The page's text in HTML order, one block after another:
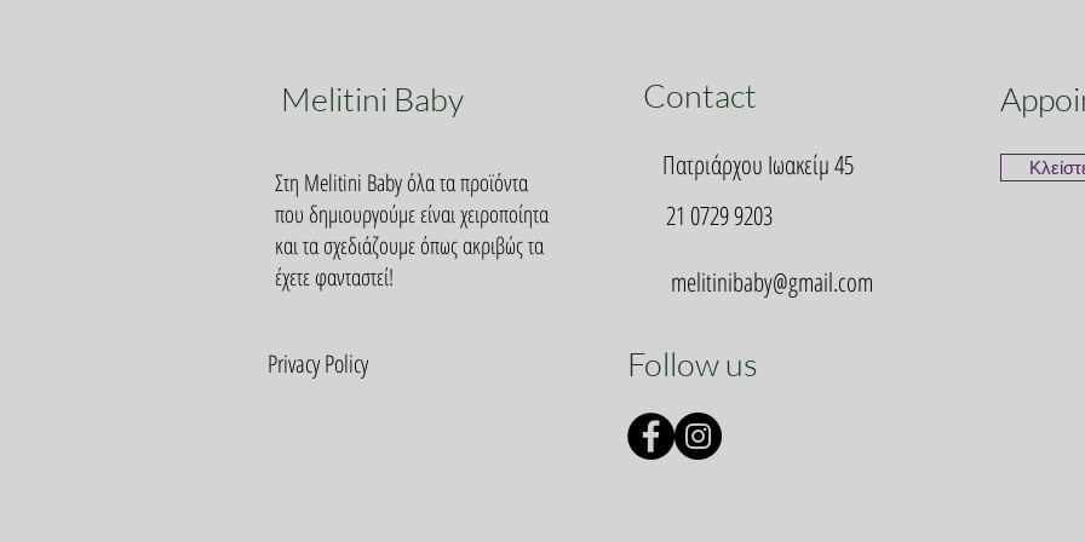
Melitini Baby Contact
Στη Melitini Baby όλα τα προϊόντα
που δημιουργούμε είναι χειροποίητα
και τα σχεδιάζουμε όπως ακριβώς τα
έχετε φανταστεί!
Πατριάρχου Ιωακείμ 45
21 0729 9203
melitinibaby@gmail.com
Follow us
Privacy Policy